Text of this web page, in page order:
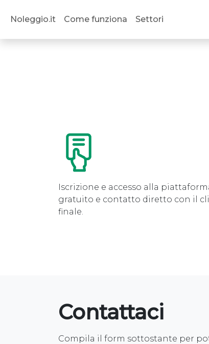
Noleggio.it
Come funziona Settori
Iscrizione e accesso alla
gratuito e contatto diretto con il
finale.
Contattaci
Compila il form sottostante per